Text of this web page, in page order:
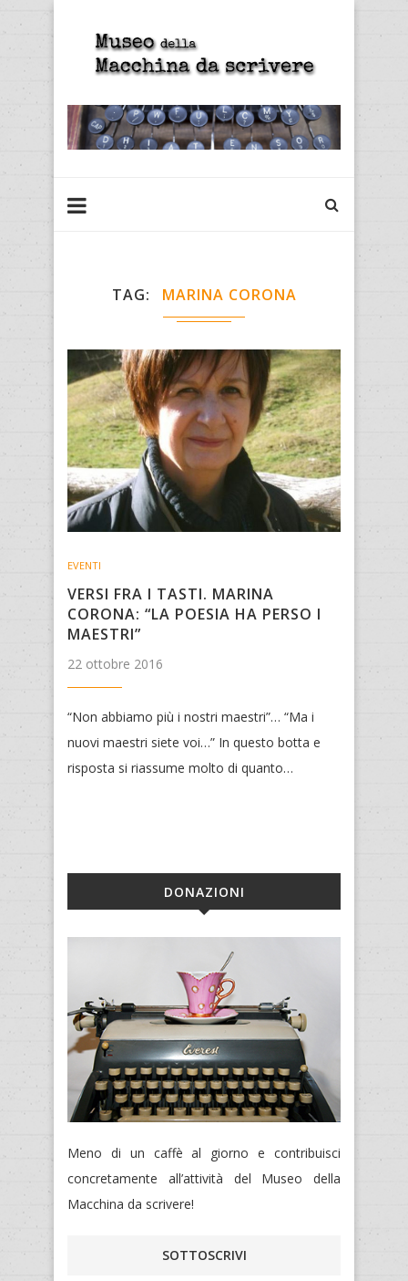
TAG MARINA CORONA
EVENTI
VERSI FRA I TASTI. MARINA
CORONA: “LA POESIA HA PERSO I
MAESTRI”
22 ottobre 2016
“Non abbiamo più i nostri maestri”… “Ma i
nuovi maestri siete voi…” In questo botta e
risposta si riassume molto di quanto…
DONAZIONI
Meno di un caffè al giorno e contribuisci
concretamente all’attività del Museo della
Macchina da scrivere!
SOTTOSCRIVI